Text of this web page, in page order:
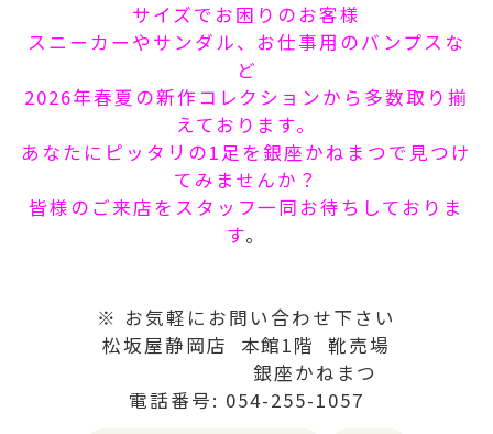
サイズでお困りのお客様
スニーカーやサンダル、お仕事用のバンプスな
ど
2026年春夏の新作コレクションから多数取り揃
えております。
あなたにピッタリの1足を銀座かねまつで見つけ
てみませんか？
皆様のご来店をスタッフ一同お待ちしておりま
す。
※ お気軽にお問い合わせ下さい
松坂屋静岡店 本館1階 靴売場
銀座かねまつ
電話番号: 054-255-1057